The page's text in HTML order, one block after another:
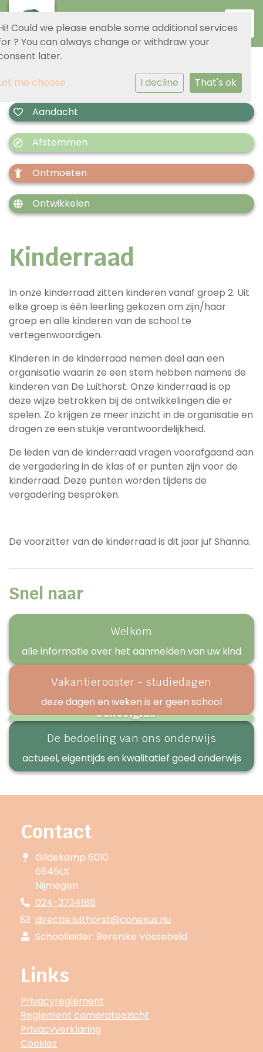
Aandacht
Afstemmen
Ontmoeten
Ontwikkelen
Kinderraad
In onze kinderraad zitten kinderen vanaf groep 2. Uit
elke groep is één leerling gekozen om zijn/haar
groep en alle kinderen van de school te
vertegenwoordigen.
Kinderen in de kinderraad nemen deel aan een
organisatie waarin ze een stem hebben namens de
kinderen van De Luithorst. Onze kinderraad is op
deze wijze betrokken bij de ontwikkelingen die er
spelen. Zo krijgen ze meer inzicht in de organisatie en
dragen ze een stukje verantwoordelijkheid.
De leden van de kinderraad vragen voorafgaand aan
de vergadering in de klas of er punten zijn voor de
kinderraad. Deze punten worden tijdens de
vergadering besproken.
De voorzitter van de kinderraad is dit jaar juf Shanna.
Snel naar
Welkom
alle informatie over het aanmelden van uw kind
Vakantierooster - studiedagen
deze dagen en weken is er geen school
Schoolgids
praktische & belangrijke informatie over onze school
De bedoeling van ons onderwijs
actueel, eigentijds en kwalitatief goed onderwijs
Contact
Gildekamp 6010
6545LX
Nijmegen
024-3734188
directie.luithorst@conexus.nu
Schoolleider: Berenike Vossebeld
Links
Privacyreglement
Reglement cameratoezicht
Privacyverklaring
Cookies
Could we please enable some additional services
? You can always change or withdraw your
later.
me choose
I decline That's ok